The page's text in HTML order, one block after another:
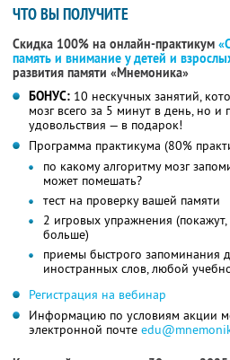
ЧТО ВЫ ПОЛУЧИТЕ
Скидка 100% на онлайн-практикум
память и внимание у детей и
развития памяти «Мнемоника»
БОНУС: 10 нескучных занятий,
мозг всего за 5 минут в день, но и
удовольствия — в подарок!
Программа практикума (80%
по какому алгоритму мозг
может помешать?
тест на проверку вашей памяти
2 игровых упражнения
больше)
приемы быстрого запоминания
иностранных слов, любой
Регистрация на вебинар
Информацию по условиям акции
электронной почте